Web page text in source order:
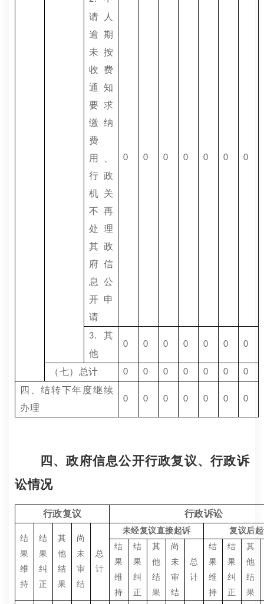
请人
逾期
未按
收费
通知
要求
缴纳
费
用、
行政
机关
不再
处理
其政
府信
息公
开申
请
0 0 0 0 0 0 0
3. 其
他
0 0 0 0 0 0 0
（七）总计 0 0 0 0 0 0 0
四、结转下年度继续
办理
0 0 0 0 0 0 0
四、政府信息公开行政复议、行政诉
讼情况
行政复议 行政诉讼
结
果
维
持
结
果
纠
正
其
他
结
果
尚
未
审
结
总
计
未经复议直接起诉
复议后
结
果
维
持
结
果
纠
正
其
他
结
果
尚
未
审
结
总
计
结
果
维
持
结
果
纠
正
其
他
结
果